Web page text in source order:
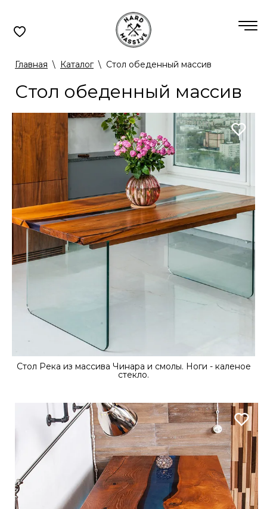
Главная \ Каталог\ Стол обеденный массив
Стол обеденный массив
Стол Река из массива Чинара и смолы. Ноги - каленое
стекло.